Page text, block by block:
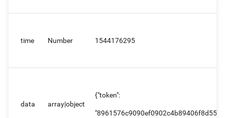
time Number 1544176295
data array|object
{"token":
"8961576c9090ef0902c4b89406f8d557"}